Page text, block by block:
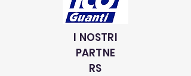
I NOSTRI
PARTNE
RS